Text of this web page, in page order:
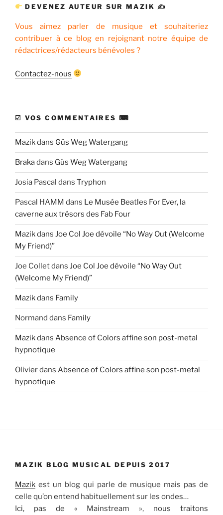
DEVENEZ AUTEUR SUR MAZIK ✍
Vous aimez parler de musique et souhaiteriez
contribuer à ce blog en rejoignant notre équipe de
rédactrices/rédacteurs bénévoles ?
Contactez-nous
☑ VOS COMMENTAIRES ⌨
Mazikdans Güs Weg Watergang
Brakadans Güs Weg Watergang
Josia Pascal dans Tryphon
Pascal HAMM dans Le Musée Beatles For Ever, la
caverne aux trésors des Fab Four
Mazikdans Joe Col Joe dévoile “No Way Out (Welcome
My Friend)”
Joe Colletdans Joe Col Joe dévoile “No Way Out
(Welcome My Friend)”
Mazikdans Family
Normand dans Family
Mazikdans Absence of Colors affine son post-metal
hypnotique
Olivierdans Absence of Colors affine son post-metal
hypnotique
MAZIK BLOG MUSICAL DEPUIS 2017
Mazik est un blog qui parle de musique mais pas de
celle qu’on entend habituellement sur les ondes…
Ici, pas de « Mainstream », nous traitons